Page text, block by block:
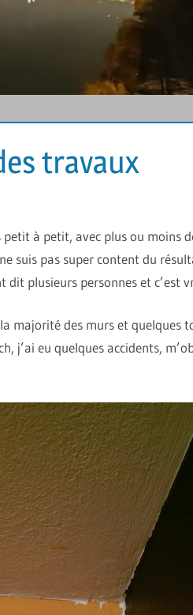
travaux
petit à petit, avec plus ou moins
suis pas super content du
plusieurs personnes et c’est
majorité des murs et quelques
j’ai eu quelques accidents,